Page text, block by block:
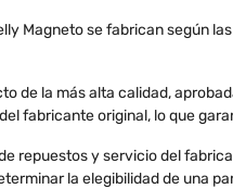
Magneto se fabrican según
de la más alta calidad,
fabricante original, lo que
repuestos y servicio del
la elegibilidad de una